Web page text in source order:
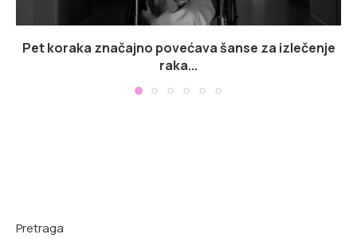
Pet koraka značajno povećava šanse za izlečenje
raka...
Pretraga